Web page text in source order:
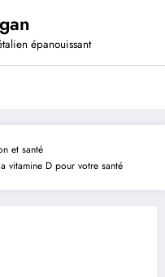
épanouissant
et santé
vitamine D pour votre santé